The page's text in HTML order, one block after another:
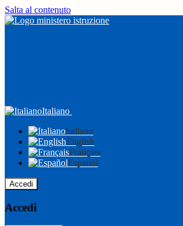
Salta al contenuto
Italiano
Italiano
English
Français
Español
Accedi
Accedi